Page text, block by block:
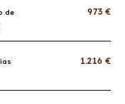
de
973 €
1.216 €